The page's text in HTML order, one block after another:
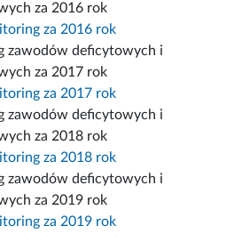
za 2016 rok
za 2016 rok
zawodów deficytowych i
za 2017 rok
za 2017 rok
zawodów deficytowych i
za 2018 rok
za 2018 rok
zawodów deficytowych i
za 2019 rok
za 2019 rok